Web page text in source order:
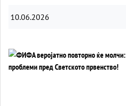
10.06.2026